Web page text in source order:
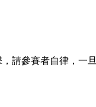
請參賽者自律，一旦